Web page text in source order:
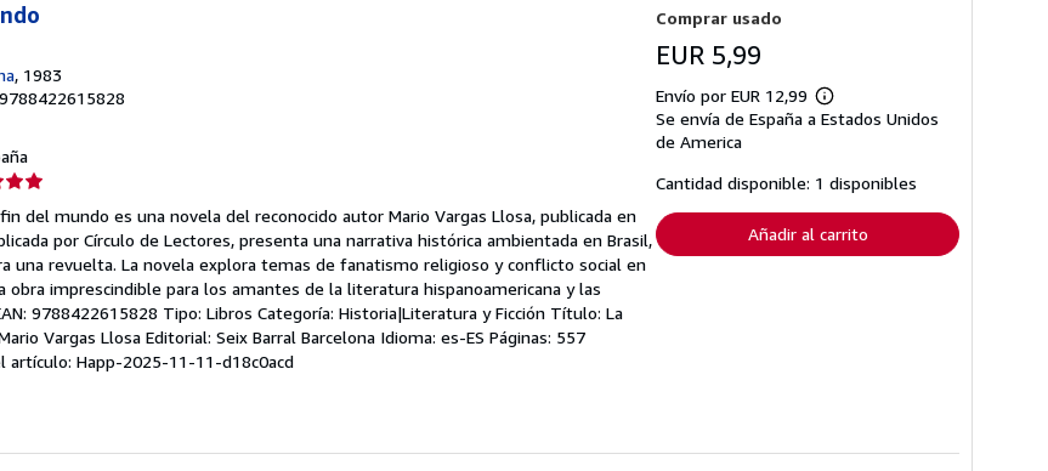
, 1983
del mundo es una novela del reconocido autor Mario Vargas Llosa, publicada en
por Círculo de Lectores, presenta una narrativa histórica ambientada en Brasil,
una revuelta. La novela explora temas de fanatismo religioso y conflicto social en
obra imprescindible para los amantes de la literatura hispanoamericana y las
9788422615828 Tipo: Libros Categoría: Historia|Literatura y Ficción Título: La
Vargas Llosa Editorial: Seix Barral Barcelona Idioma: es-ES Páginas: 557
artículo: Happ-2025-11-11-d18c0acd
Comprar usado
EUR 5,99
Envío por EUR 12,99
Más
información
tarifas
de
envío
Se envía de España a Estados Unidos
de America
Cantidad disponible: 1 disponibles
Añadir al carrito